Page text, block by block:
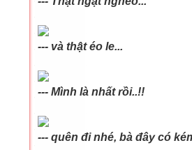
--- và thật éo le...
--- Mình là nhất rồi..!!
--- quên đi nhé, bà đây có